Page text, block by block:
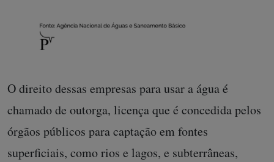
O direito dessas empresas para usar a água é
chamado de outorga, licença que é concedida pelos
órgãos públicos para captação em fontes
superficiais, como rios e lagos, e subterrâneas,